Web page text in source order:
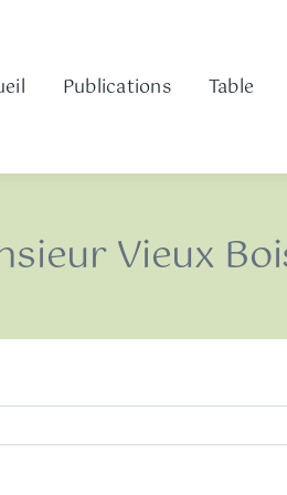
Publications Table
Vieux